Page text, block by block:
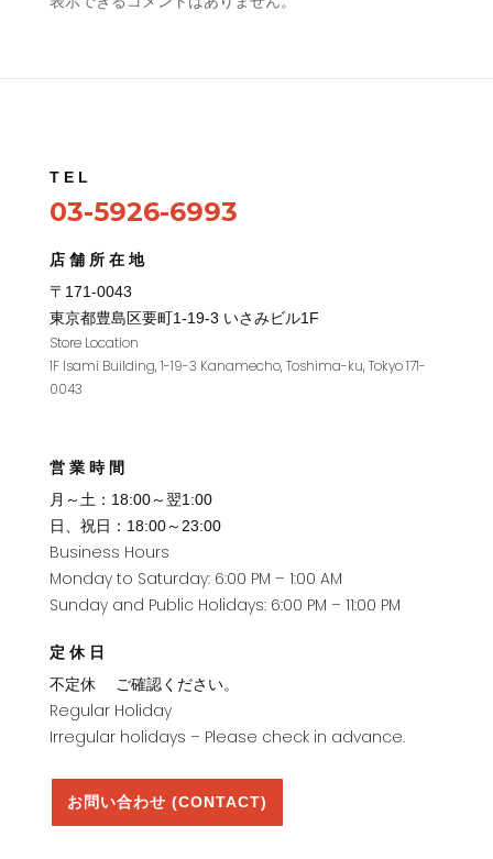
TEL
03-5926-6993
店舗所在地
〒171-0043
東京都豊島区要町1-19-3 いさみビル1F
Store Location
1F Isami Building, 1-19-3 Kanamecho, Toshima-ku, Tokyo 171-
0043
営業時間
月～土：18:00～翌1:00
日、祝日：18:00～23:00
Business Hours
Monday to Saturday: 6:00 PM – 1:00 AM
Sunday and Public Holidays: 6:00 PM – 11:00 PM
定休日
不定休 ご確認ください。
Regular Holiday
Irregular holidays – Please check in advance.
お問い合わせ (CONTACT)